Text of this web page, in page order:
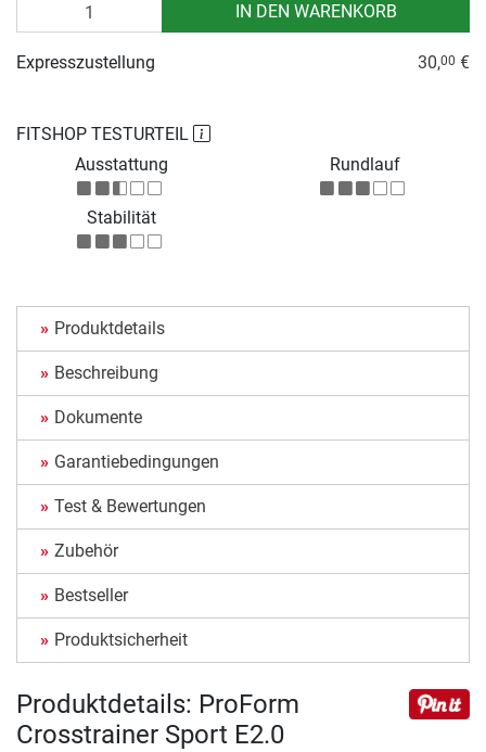
IN DEN WARENKORB
FITSHOP TESTURTEIL
Ausstattung
Rundlauf
Stabilität
Expresszustellung 30,00 €
Produktdetails
Beschreibung
Dokumente
Garantiebedingungen
Test & Bewertungen
Zubehör
Bestseller
Produktsicherheit
Produktdetails: ProForm
Crosstrainer Sport E2.0